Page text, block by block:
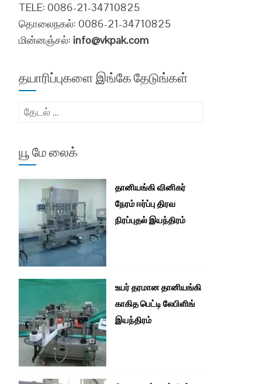
TELE: 0086-21-34710825
தொலைநகல்: 0086-21-34710825
மின்னஞ்சல்: info@vkpak.com
தயாரிப்புகளை இங்கே தேடுங்கள்
இதற்காகத்
யூ மே லைக்
தானியங்கி வினிகர்
நேரம் ஈர்ப்பு திரவ
நிரப்புதல் இயந்திரம்
உயர் தரமான தானியங்கி
காகித பெட்டி லேபிளிங்
இயந்திரம்